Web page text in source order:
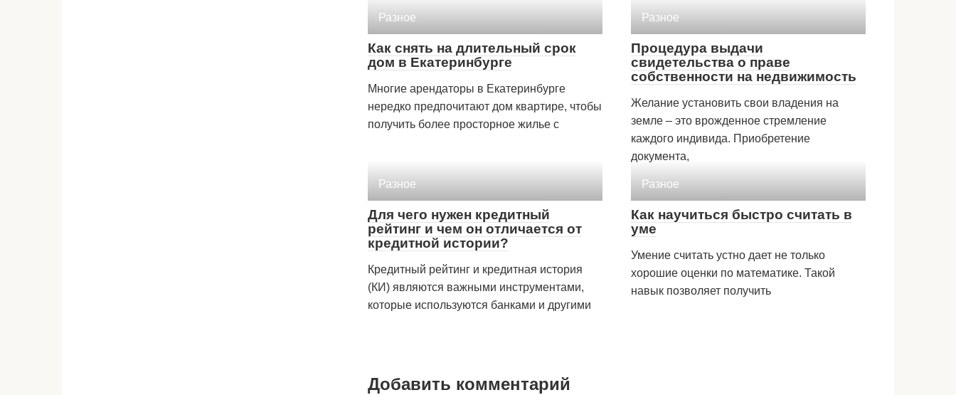
Разное
Как снять на длительный срок
дом в Екатеринбурге
Многие арендаторы в Екатеринбурге
нередко предпочитают дом квартире, чтобы
получить более просторное жилье с
Разное
Процедура выдачи
свидетельства о праве
собственности на недвижимость
Желание установить свои владения на
земле – это врожденное стремление
каждого индивида. Приобретение
документа,
Разное
Для чего нужен кредитный
рейтинг и чем он отличается от
кредитной истории?
Кредитный рейтинг и кредитная история
(КИ) являются важными инструментами,
которые используются банками и другими
Разное
Как научиться быстро считать в
уме
Умение считать устно дает не только
хорошие оценки по математике. Такой
навык позволяет получить
Добавить комментарий